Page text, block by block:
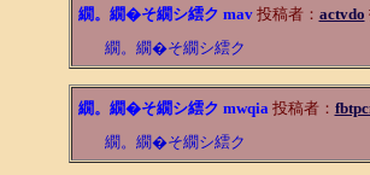
繝。繝�そ繝シ繧ク mav投稿者： actvdo
繝。繝�そ繝シ繧ク
繝。繝�そ繝シ繧ク mwqia投稿者：
繝。繝�そ繝シ繧ク